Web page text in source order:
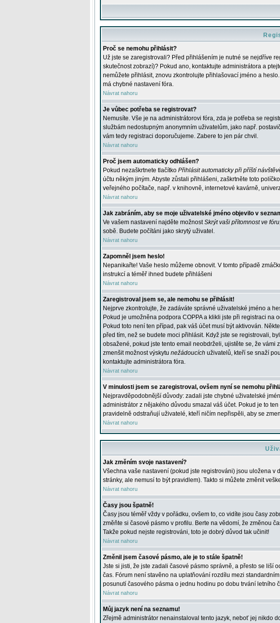
Proč se nemohu přihlásit?
Už jste se zaregistrovali? Před přihlášením je nutné se nejdříve
skutečnost zobrazí)? Pokud ano, kontaktujte administrátora a
nemůžete přihlásit, znovu zkontrolujte přihlašovací jméno a
má chybné nastavení fóra.
Návrat nahoru
Je vůbec potřeba se registrovat?
Nemusíte. Vše je na administrátorovi fóra, zda je potřeba se
službám nedostupným anonymním uživatelům, jako např.
vám tedy registraci doporučujeme. Zabere to jen pár chvil.
Návrat nahoru
Proč jsem automaticky odhlášen?
Pokud nezaškrtnete tlačítko Přihlásit automaticky při příští
účtu někým jiným. Abyste zůstali přihlášeni, zaškrtněte toto
veřejného počítače, např. v knihovně, internetové kavárně,
Návrat nahoru
Jak zabráním, aby se moje uživatelské jméno objevilo v
Ve vašem nastavení najděte možnostSkrýt vaši přítomnost ve fóru
sobě. Budete počítáni jako skrytý uživatel.
Návrat nahoru
Zapomněl jsem heslo!
Nepanikařte! Vaše heslo můžeme obnovit. V tomto případě
instrukcí a téměř ihned budete přihlášeni
Návrat nahoru
Zaregistroval jsem se, ale nemohu se přihlásit!
Nejprve zkontrolujte, že zadáváte správné uživatelské jméno a
Pokud je umožněna podpora COPPA a klikli jste při registraci na
Pokud toto není ten případ, pak váš účet musí být aktivován.
před tím, než se budete moci přihlásit. Když jste se registrovali,
obsažené, pokud jste tento email neobdrželi, ujistěte se, že
zmenšit možnost výskytu nežádoucích uživatelů, kteří se snaží
kontaktujte administrátora fóra.
Návrat nahoru
V minulosti jsem se zaregistroval, ovšem nyní se nemohu
Nejpravděpodobnější důvody: zadali jste chybné uživatelské
administrátor z nějakého důvodu smazal váš účet. Pokud je to
pravidelně odstraňují uživatelé, kteří ničím nepřispěli, aby se
Návrat nahoru
Jak změním svoje nastavení?
Všechna vaše nastavení (pokud jste registrováni) jsou uložena v
stránky, ale nemusí to být pravidlem). Takto si můžete změnit
Návrat nahoru
Časy jsou špatně!
Časy jsou téměř vždy v pořádku, ovšem to, co vidíte jsou časy
změňte si časové pásmo v profilu. Berte na vědomí, že změnou
Takže pokud nejste registrováni, toto je dobrý důvod tak učinit!
Návrat nahoru
Změnil jsem časové pásmo, ale je to stále špatně!
Jste si jisti, že jste zadali časové pásmo správně, a přesto se
čas. Fórum není stavěno na uplatňování rozdílu mezi
posunutí časového pásma o jednu hodinu po dobu trvání letního
Návrat nahoru
Můj jazyk není na seznamu!
Zřejmě administrátor nenainstaloval tento jazyk, neboť jej nikdo